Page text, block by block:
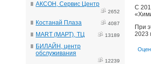
АКСОН, Сервис Центр
2652
Костанай Плаза 4087
MART (МАРТ), ТЦ 13189
БИЛАЙН, центр
обслуживания
12239
С
При
2023